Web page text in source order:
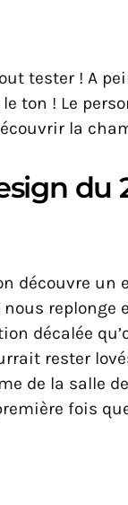
tester ! A
ton ! Le
la
du
découvre un
replonge
décalée
rester
de la salle
fois